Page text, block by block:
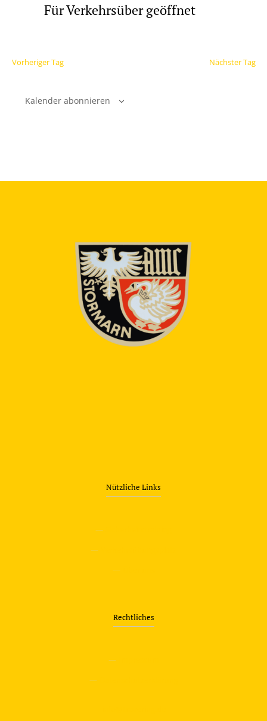
Für Verkehrsüber geöffnet
Vorheriger Tag Nächster Tag
Kalender abonnieren
Nützliche Links
—
—
—
Rechtliches
—
—